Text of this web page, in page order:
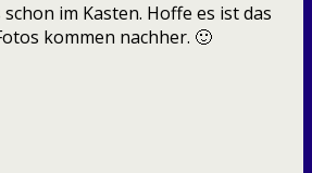
schon im Kasten. Hoffe es ist das
kommen nachher. 🙂